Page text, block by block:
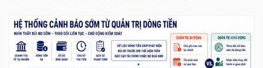
(-)
Tất cả Cổ phiếu Chỉ số Chứng chỉ quỹ Chứng